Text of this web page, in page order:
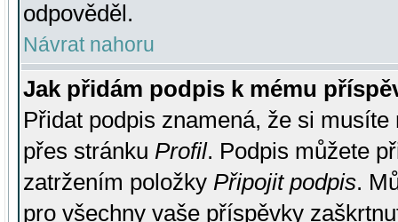
odpověděl.
Návrat nahoru
Jak přidám podpis k mému
Přidat podpis znamená, že si
přes stránku Profil. Podpis můžete
zatržením položky Připojit podpis.
pro všechny vaše příspěvky